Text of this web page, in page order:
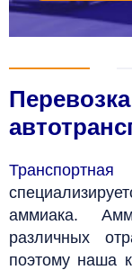
Транспортная
аммиака.
различных
поэтому наша